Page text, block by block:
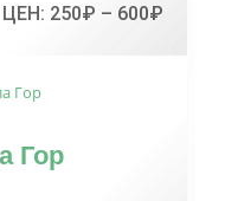
250₽ – 600₽
Гор